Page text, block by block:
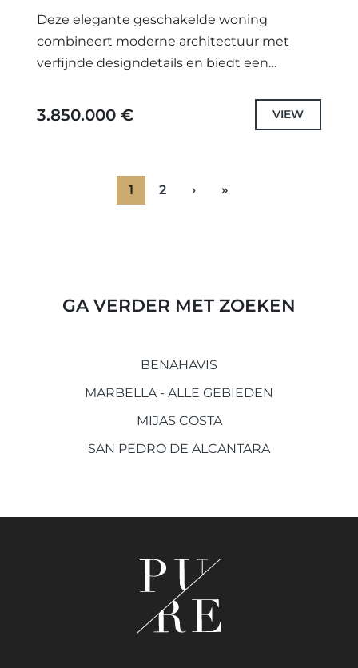
Deze elegante geschakelde woning
combineert moderne architectuur met
verfijnde designdetails en biedt een
exclusiviteit. Gelegen in de prestigieuze wijk
3.850.000 € VIEW
1 2 › »
GA VERDER MET ZOEKEN
BENAHAVIS
MARBELLA - ALLE GEBIEDEN
MIJAS COSTA
SAN PEDRO DE ALCANTARA